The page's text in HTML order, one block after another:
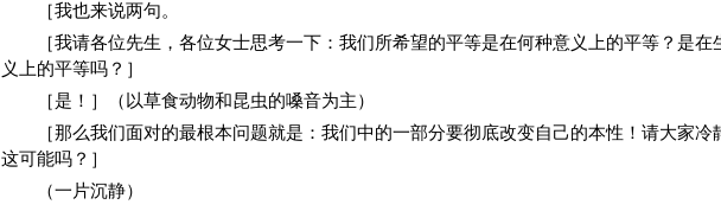
［我也来说两句。
［我请各位先生，各位女士思考一下：我们所希望的平等是在何种意义上的平等？是在
义上的平等吗？］
［是！］（以草食动物和昆虫的嗓音为主）
［那么我们面对的最根本问题就是：我们中的一部分要彻底改变自己的本性！请大家冷
这可能吗？］
（一片沉静）